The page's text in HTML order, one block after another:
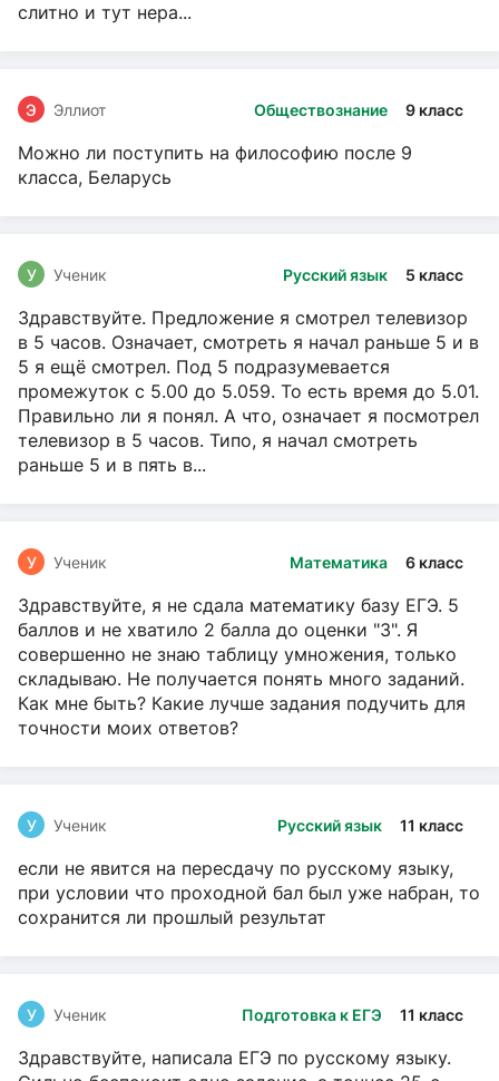
слитно и тут нера...
Обществознание 9 класс
Э Эллиот
Можно ли поступить на философию после 9
класса, Беларусь
Русский язык 5 класс
У Ученик
Здравствуйте. Предложение я смотрел телевизор
в 5 часов. Означает, смотреть я начал раньше 5 и в
5 я ещё смотрел. Под 5 подразумевается
промежуток с 5.00 до 5.059. То есть время до 5.01.
Правильно ли я понял. А что, означает я посмотрел
телевизор в 5 часов. Типо, я начал смотреть
раньше 5 и в пять в...
Математика 6 класс
У Ученик
Здравствуйте, я не сдала математику базу ЕГЭ. 5
баллов и не хватило 2 балла до оценки "3". Я
совершенно не знаю таблицу умножения, только
складываю. Не получается понять много заданий.
Как мне быть? Какие лучше задания подучить для
точности моих ответов?
Русский язык 11 класс
У Ученик
если не явится на пересдачу по русскому языку,
при условии что проходной бал был уже набран, то
сохранится ли прошлый результат
Подготовка к ЕГЭ 11 класс
У Ученик
Здравствуйте, написала ЕГЭ по русскому языку.